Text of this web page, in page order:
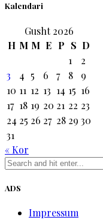
Kalendari
Gusht 2026
H M M E P S D
1
2
3
4 5 6 7 8
9
10 11 12 13 14 15 16
17 18 19 20 21 22 23
24 25 26 27 28 29 30
31
« Kor
ADS
Impressum